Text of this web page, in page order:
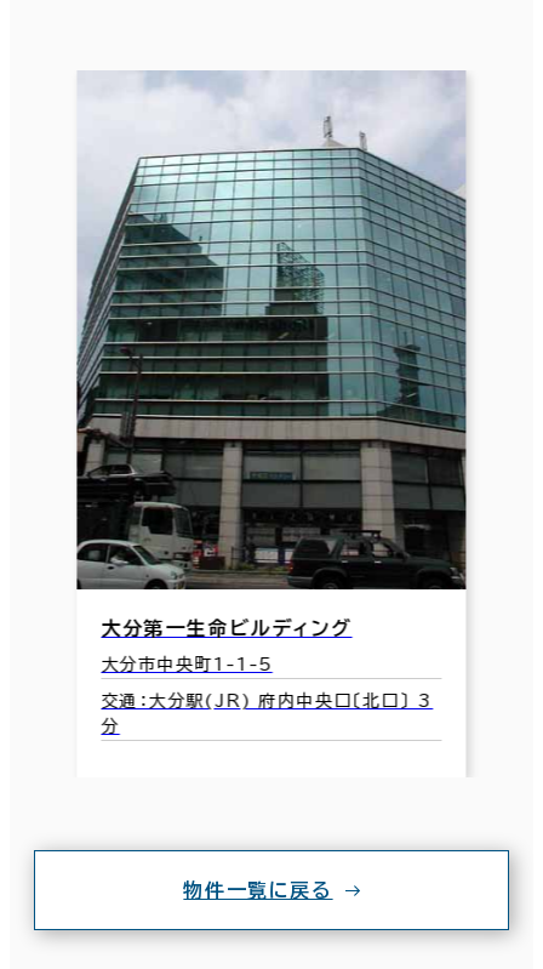
大分第一生命ビルディング
大分市中央町1-1-5
交通：大分駅(JR) 府内中央口〔北口〕 3
分
物件一覧に戻る